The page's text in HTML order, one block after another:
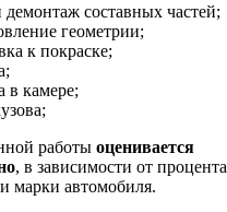
демонтаж составных частей;
геометрии;
к покраске;
в камере;
работы оценивается
, в зависимости от процента
марки автомобиля.